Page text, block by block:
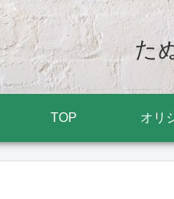
た
TOP オリ